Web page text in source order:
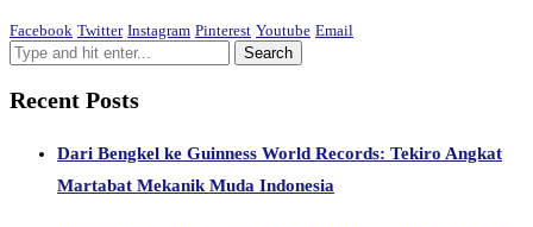
Facebook Twitter Instagram Pinterest Youtube Email
Recent Posts
Dari Bengkel ke Guinness World Records: Tekiro Angkat
Martabat Mekanik Muda Indonesia